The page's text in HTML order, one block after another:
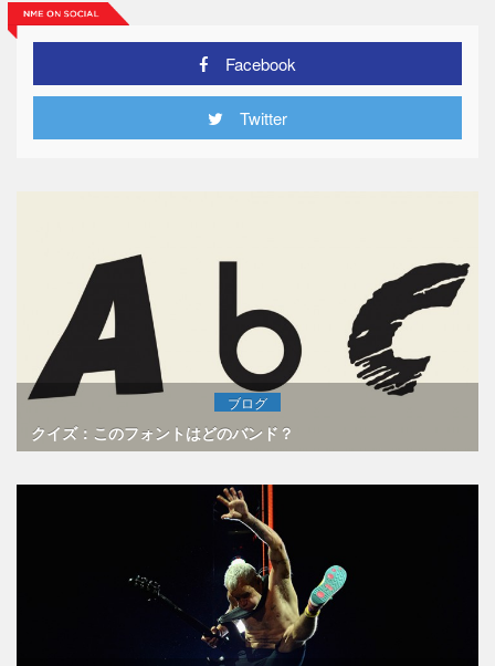
Facebook
Twitter
ブログ
クイズ：このフォントはどのバンド？